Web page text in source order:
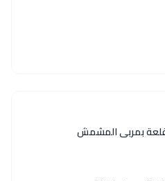
بمربى المشمش